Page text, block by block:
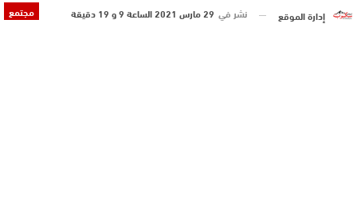
مجتمع إدارة الموقع نشر في 29 مارس 2021 الساعة 9 و 19 دقيقة